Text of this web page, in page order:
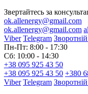
Звертайтесь за
ok.allenergy@gmail.com
ok.allenergy@gmail.com
Viber Telegram Зворотній
Пн-Пт: 8:00 - 17:30
Сб: 10:00 - 14:30
+38 095 925 43 50
+38 095 925 43 50 +380
Viber Telegram Зворотній